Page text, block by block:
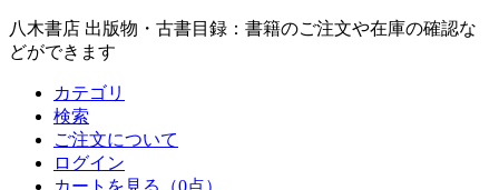
八木書店 出版物・古書目録：書籍のご注文や在庫の確認な
どができます
カテゴリ
検索
ご注文について
ログイン
カートを見る
（0点）